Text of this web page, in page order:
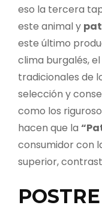
eso la tercera
este animal y
este último
clima burgalés,
tradicionales de
selección y
como los
hacen que la
consumidor con
superior,